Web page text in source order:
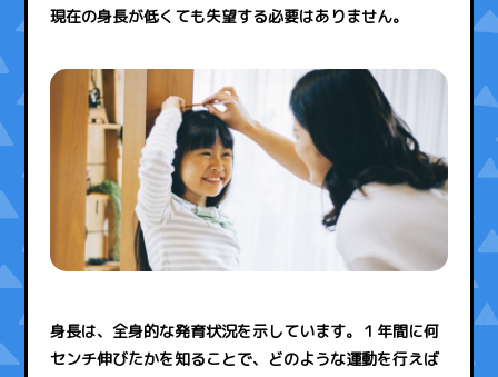
現在の身長が低くても失望する必要はありません。
身長は、全身的な発育状況を示しています。１年間に何
センチ伸びたかを知ることで、どのような運動を行えば